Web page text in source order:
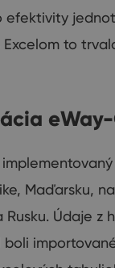
efektivity
to
eWay-
Maďarsku,
Rusku. Údaje z
boli